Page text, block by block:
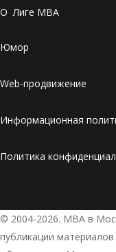
О Лиге MBA
Юмор
Web-продвижение
Информационная
Политика
© 2004-2026. МВА в
публикации